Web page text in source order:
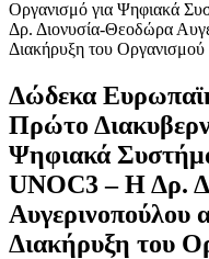
Δώδεκα
Πρώτο
Ψηφιακά
UNOC3 – Η Δρ.
Αυγερινοπούλου
Διακήρυξη του